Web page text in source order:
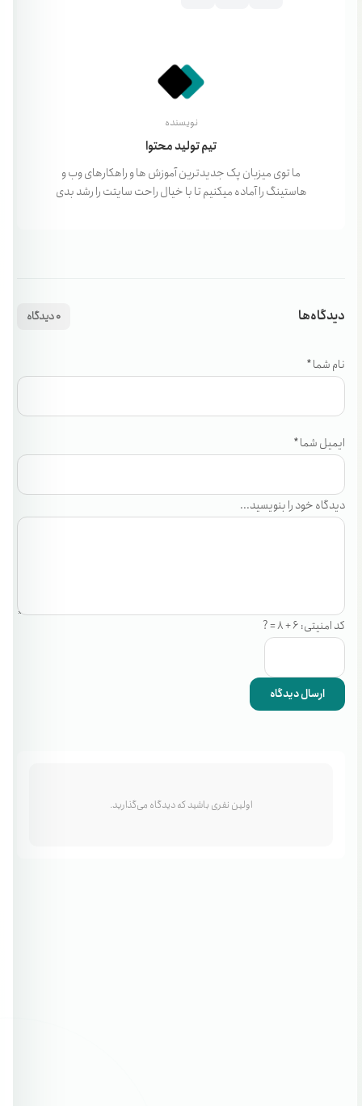
نویسنده
تیم تولید محتوا
ما توی میزبان پک جدیدترین آموزش ها و راهکارهای وب و
هاستینگ را آماده میکنیم تا با خیال راحت سایتت را رشد بدی
دیدگاه‌ها 0 دیدگاه
نام شما *
ایمیل شما *
دیدگاه خود را بنویسید...
کد امنیتی: 6 + 8 = ?
ارسال دیدگاه
اولین نفری باشید که دیدگاه می‌گذارید.